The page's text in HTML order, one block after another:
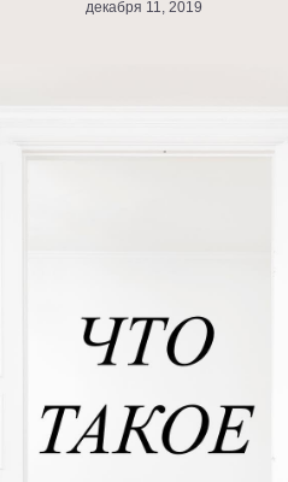
декабря 11, 2019